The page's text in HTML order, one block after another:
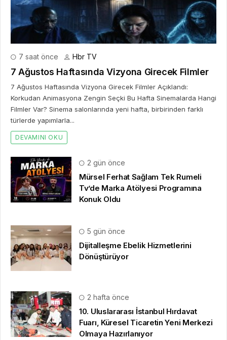
7 saat önce Hbr TV
7 Ağustos Haftasında Vizyona Girecek Filmler
7 Ağustos Haftasında Vizyona Girecek Filmler Açıklandı:
Korkudan Animasyona Zengin Seçki Bu Hafta Sinemalarda Hangi
Filmler Var? Sinema salonlarında yeni hafta, birbirinden farklı
türlerde yapımlarla...
DEVAMINI OKU
2 gün önce
Mürsel Ferhat Sağlam Tek Rumeli
Tv’de Marka Atölyesi Programına
Konuk Oldu
5 gün önce
Dijitalleşme Ebelik Hizmetlerini
Dönüştürüyor
2 hafta önce
10. Uluslararası İstanbul Hırdavat
Fuarı, Küresel Ticaretin Yeni Merkezi
Olmaya Hazırlanıyor